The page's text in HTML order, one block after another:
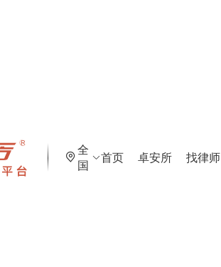
全
国
首页 卓安所 找律师